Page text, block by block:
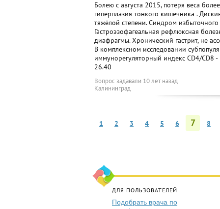
Болею с августа 2015, потеря веса
гиперплазия тонкого кишечника .
тяжёлой степени. Синдром
Гастроэзофагеальная рефлюксная
диафрагмы. Хронический гастрит, не
В комплексном исследовании
иммунорегуляторный индекс CD4/CD8
26.40
Вопрос задавали 10 лет назад
Калининград
1 2 3 4 5 6 7 8
ДЛЯ ПОЛЬЗОВАТЕЛЕЙ
Подобрать врача по